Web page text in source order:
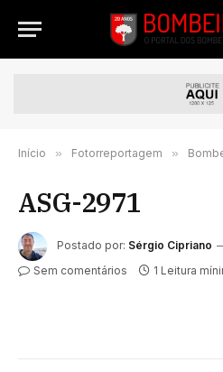
Início » Fotorreportagem »
ASG-2971
Postado por: Sérgio Cipriano
Sem comentários
1 Leitura